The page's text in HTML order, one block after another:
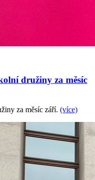
družiny za měsíc
za měsíc září. (více)